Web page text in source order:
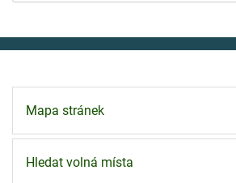
Mapa stránek
Hledat volná místa